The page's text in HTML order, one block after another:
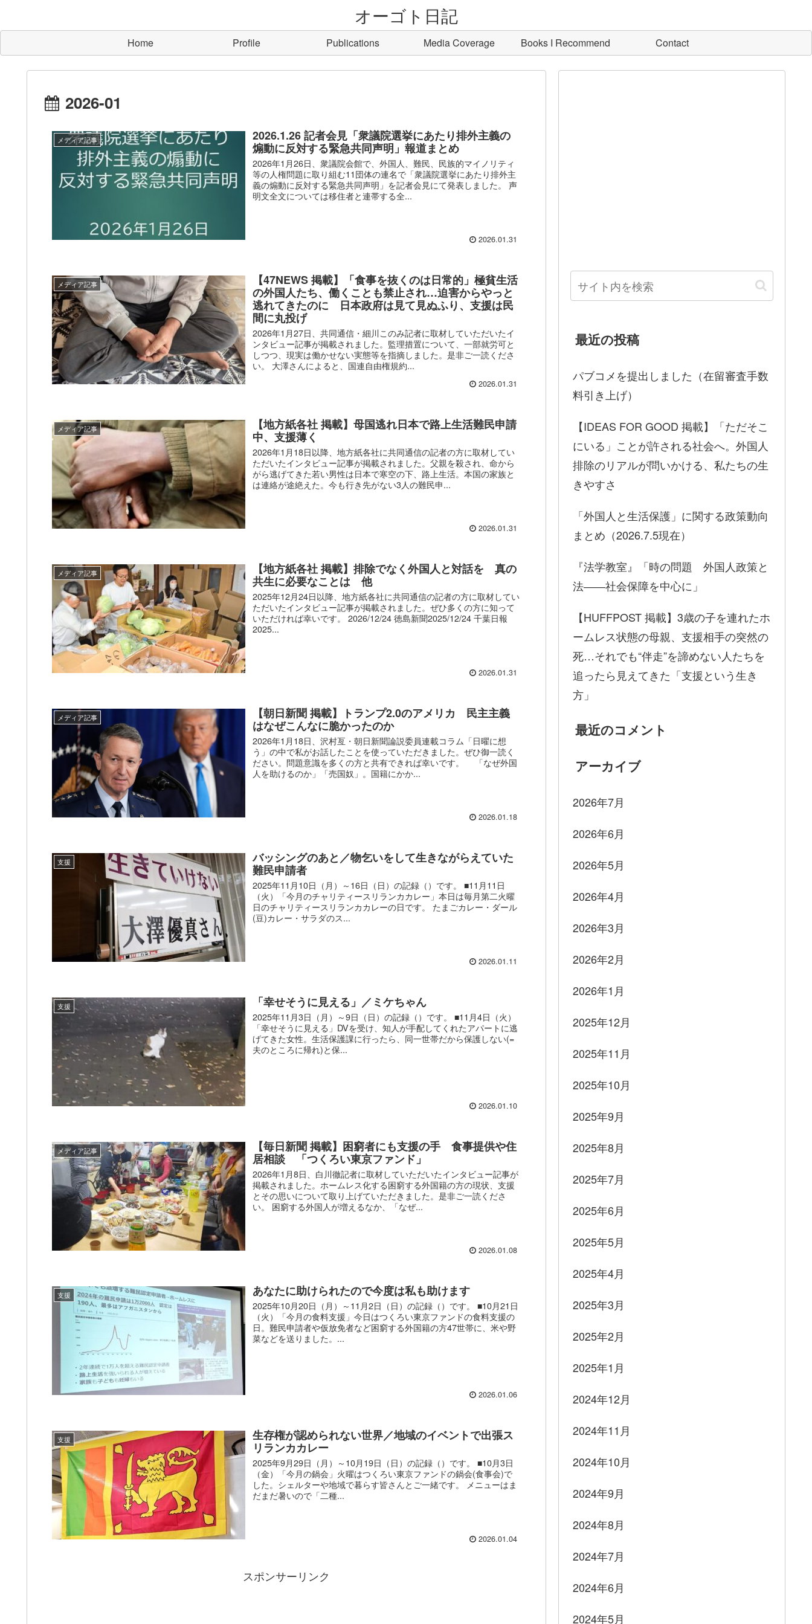
オーゴト日記
Home Profile Publications Media Coverage Books I Recommend Contact
2026-01
メディア記事
2026.1.26 記者会見「衆議院選挙にあたり排外主義の
煽動に反対する緊急共同声明」報道まとめ
2026年1月26日、衆議院会館で、外国⼈、難⺠、⺠族的マイノリティ
等の⼈権問題に取り組む11団体の連名で「衆議院選挙にあたり排外主
義の煽動に反対する緊急共同声明」を記者会見にて発表しました。 声
明文全文については移住者と連帯する全...
2026.01.31
メディア記事
【47NEWS 掲載】「食事を抜くのは日常的」極貧生活
の外国人たち、働くことも禁止され…迫害からやっと
逃れてきたのに 日本政府は見て見ぬふり、支援は民
間に丸投げ
2026年1月27日、共同通信・細川このみ記者に取材していただいたイ
ンタビュー記事が掲載されました。監理措置について、一部就労可と
しつつ、現実は働かせない実態等を指摘しました。是非ご一読くださ
い。 大澤さんによると、国連自由権規約...
2026.01.31
メディア記事
【地方紙各社 掲載】母国逃れ日本で路上生活難民申請
中、支援薄く
2026年1月18日以降、地方紙各社に共同通信の記者の方に取材してい
ただいたインタビュー記事が掲載されました。父親を殺され、命から
がら逃げてきた若い男性は日本で寒空の下、路上生活。本国の家族と
は連絡が途絶えた。今も行き先がない3人の難民申...
2026.01.31
メディア記事
【地方紙各社 掲載】排除でなく外国人と対話を 真の
共生に必要なことは 他
2025年12月24日以降、地方紙各社に共同通信の記者の方に取材してい
ただいたインタビュー記事が掲載されました。ぜひ多くの方に知って
いただければ幸いです。 2026/12/24 徳島新聞2025/12/24 千葉日報
2025...
2026.01.31
メディア記事
【朝日新聞 掲載】トランプ2.0のアメリカ 民主主義
はなぜこんなに脆かったのか
2026年1月18日、沢村亙・朝日新聞論説委員連載コラム「日曜に想
う」の中で私がお話したことを使っていただきました。ぜひ御一読く
ださい。問題意識を多くの方と共有できれば幸いです。 「なぜ外国
人を助けるのか」「売国奴」。国籍にかか...
2026.01.18
支援
バッシングのあと／物乞いをして生きながらえていた
難民申請者
2025年11月10日（月）～16日（日）の記録（）です。 ■11月11日
（火）「今月のチャリティースリランカカレー」本日は毎月第二火曜
日のチャリティースリランカカレーの日です。 たまごカレー・ダール
(豆)カレー・サラダのス...
2026.01.11
支援 「幸せそうに見える」／ミケちゃん
2025年11月3日（月）～9日（日）の記録（）です。 ■11月4日（火）
「幸せそうに見える」DVを受け、知人が手配してくれたアパートに逃
げてきた女性。生活保護課に行ったら、同一世帯だから保護しない(=
夫のところに帰れ)と保...
2026.01.10
メディア記事
【毎日新聞 掲載】困窮者にも支援の手 食事提供や住
居相談 「つくろい東京ファンド」
2026年1月8日、白川徹記者に取材していただいたインタビュー記事が
掲載されました。ホームレス化する困窮する外国籍の方の現状、支援
とその思いについて取り上げていただきました。是非ご一読くださ
い。 困窮する外国人が増えるなか、「なぜ...
2026.01.08
支援 あなたに助けられたので今度は私も助けます
2025年10月20日（月）～11月2日（日）の記録（）です。 ■10月21日
（火）「今月の食料支援」今日はつくろい東京ファンドの食料支援の
日。難民申請者や仮放免者など困窮する外国籍の方47世帯に、米や野
菜などを送りました。...
2026.01.06
支援
生存権が認められない世界／地域のイベントで出張ス
リランカカレー
2025年9月29日（月）～10月19日（日）の記録（）です。 ■10月3日
（金）「今月の鍋会」火曜はつくろい東京ファンドの鍋会(食事会)で
した。シェルターや地域で暮らす皆さんとご一緒です。 メニューはま
だまだ暑いので「二種...
2026.01.04
スポンサーリンク
最近の投稿
パブコメを提出しました（在留審査手数
料引き上げ）
【IDEAS FOR GOOD 掲載】「ただそこ
にいる」ことが許される社会へ。外国人
排除のリアルが問いかける、私たちの生
きやすさ
「外国人と生活保護」に関する政策動向
まとめ（2026.7.5現在）
『法学教室』「時の問題 外国人政策と
法――社会保障を中心に」
【HUFFPOST 掲載】3歳の子を連れたホ
ームレス状態の母親、支援相手の突然の
死…それでも“伴走”を諦めない人たちを
追ったら見えてきた「支援という生き
方」
最近のコメント
アーカイブ
2026年7月
2026年6月
2026年5月
2026年4月
2026年3月
2026年2月
2026年1月
2025年12月
2025年11月
2025年10月
2025年9月
2025年8月
2025年7月
2025年6月
2025年5月
2025年4月
2025年3月
2025年2月
2025年1月
2024年12月
2024年11月
2024年10月
2024年9月
2024年8月
2024年7月
2024年6月
2024年5月